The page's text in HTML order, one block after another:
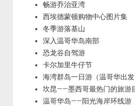
畅游乔治亚湾
西埃德蒙顿购物中心图片集
冬季游落基山
深入温哥华岛南部
恐龙谷自驾游
卡尔加里牛仔节
海湾群岛一日游（温哥华出发
坎昆——墨西哥最热门的旅游
温哥华岛——阳光海岸环线游